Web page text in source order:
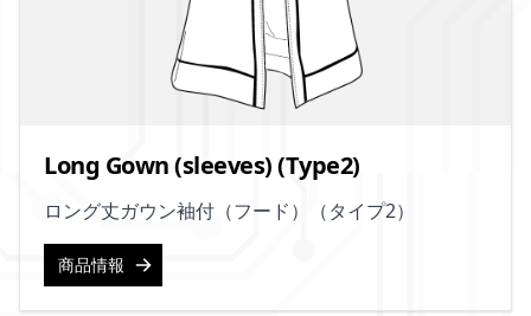
Long Gown (sleeves) (Type2)
ロング丈ガウン袖付（フード）（タイプ2）
商品情報